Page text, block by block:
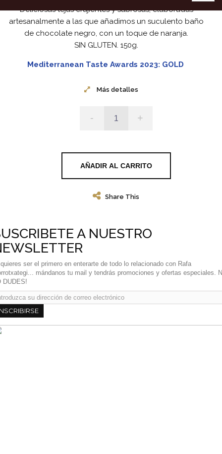
Deliciosas tejas crujientes y sabrosas, elaboradas
artesanalmente a las que añadimos un suculento baño
de chocolate negro, con un toque de naranja.
SIN GLUTEN. 150g.
Mediterranean Taste Awards 2023: GOLD
Más detalles
- +
AÑADIR AL CARRITO
Share This
A NUESTRO
ser el primero en enterarte de todo lo relacionado con Rafa
mándanos tu mail y tendrás promociones y ofertas especiales.
DUDES!